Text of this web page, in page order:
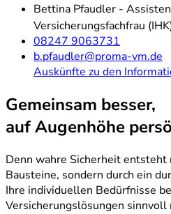
Bettina Pfaudler -
Versicherungsfachfrau
08247 9063731
b.pfaudler@proma-vm.de
Auskünfte zu den
Gemeinsam besser,
auf Augenhöhe
Denn wahre Sicherheit entsteht
Bausteine, sondern durch ein
Ihre individuellen Bedürfnisse
Versicherungslösungen